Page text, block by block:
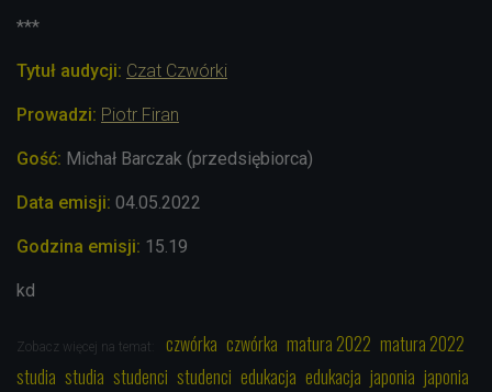
***
Tytuł audycji: Czat Czwórki
Prowadzi: Piotr Firan
Gość: Michał Barczak (przedsiębiorca)
Data emisji: 04.05.2022
Godzina emisji: 15.19
kd
Zobacz więcej na temat: czwórka czwórka matura 2022 matura 2022
studia studia studenci studenci edukacja edukacja japonia japonia